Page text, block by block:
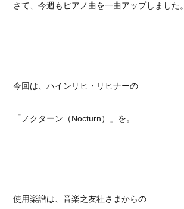
さて、今週もピアノ曲を一曲アップしました。
今回は、ハインリヒ・リヒナーの
「ノクターン（Nocturn）」を。
使用楽譜は、音楽之友社さまからの